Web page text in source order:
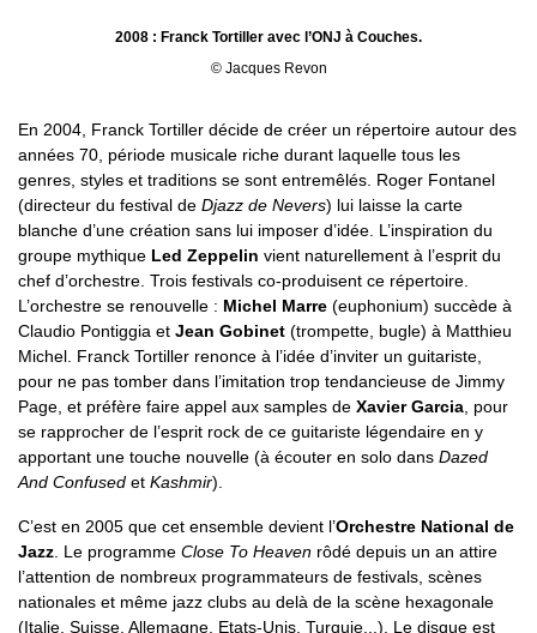
2008 : Franck Tortiller avec l’ONJ à Couches.
© Jacques Revon
En 2004, Franck Tortiller décide de créer un répertoire autour des
années 70, période musicale riche durant laquelle tous les
genres, styles et traditions se sont entremêlés. Roger Fontanel
(directeur du festival de Djazz de Nevers) lui laisse la carte
blanche d’une création sans lui imposer d’idée. L’inspiration du
groupe mythique Led Zeppelin vient naturellement à l’esprit du
chef d’orchestre. Trois festivals co-produisent ce répertoire.
L’orchestre se renouvelle : Michel Marre (euphonium) succède à
Claudio Pontiggia et Jean Gobinet (trompette, bugle) à Matthieu
Michel. Franck Tortiller renonce à l’idée d’inviter un guitariste,
pour ne pas tomber dans l’imitation trop tendancieuse de Jimmy
Page, et préfère faire appel aux samples de Xavier Garcia , pour
se rapprocher de l’esprit rock de ce guitariste légendaire en y
apportant une touche nouvelle (à écouter en solo dans Dazed
And Confused et Kashmir).
C’est en 2005 que cet ensemble devient l’Orchestre National de
Jazz . Le programme Close To Heaven rôdé depuis un an attire
l’attention de nombreux programmateurs de festivals, scènes
nationales et même jazz clubs au delà de la scène hexagonale
(Italie, Suisse, Allemagne, Etats-Unis, Turquie...). Le disque est